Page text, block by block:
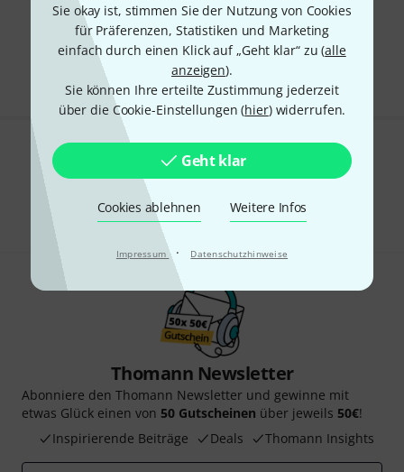
Sie okay ist, stimmen Sie der Nutzung von Cookies
für Präferenzen, Statistiken und Marketing
einfach durch einen Klick auf „Geht klar“ zu (alle
anzeigen).
Sie können Ihre erteilte Zustimmung jederzeit
über die Cookie-Einstellungen (hier) widerrufen.
Geht klar
Cookies ablehnen Weitere Infos
Impressum · Datenschutzhinweise
Kostenloser Versand ab 29 €
Alle Preise inkl. MwSt.
Gefällt Ihnen, was Sie sehen?
Teilen Hilfe & Feedback
Thomann Newsletter
Abonniere den Thomann Newsletter und gewinne mit
etwas Glück einen von 50 Gutscheinen über jeweils 50€!
Inspirierende Beiträge
Deals Thomann Insights